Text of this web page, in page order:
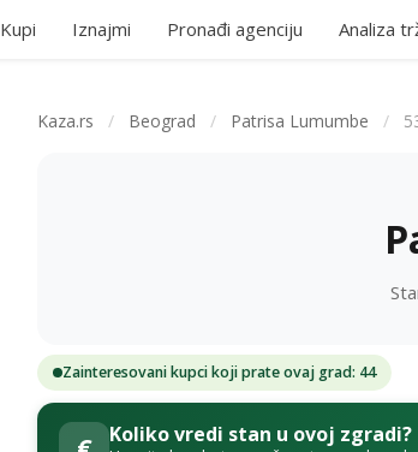
Kupi Iznajmi Pronađi agenciju Analiza
Kaza.rs / Beograd / Patrisa Lumumbe /
Zainteresovani kupci koji prate ovaj grad: 44
Koliko vredi stan u ovoj zgradi?